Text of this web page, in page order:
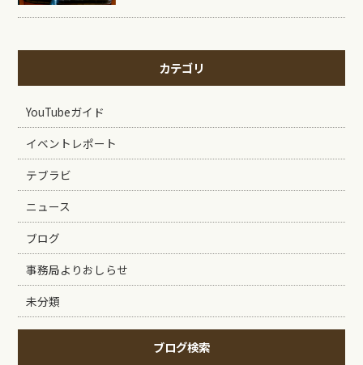
カテゴリ
YouTubeガイド
イベントレポート
テブラビ
ニュース
ブログ
事務局よりおしらせ
未分類
ブログ検索